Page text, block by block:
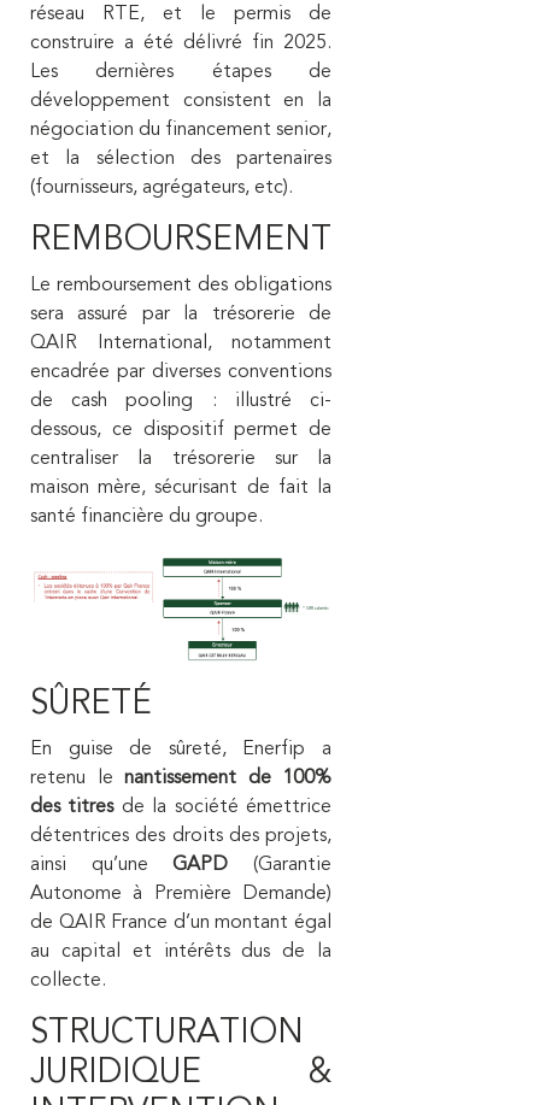
réseau RTE, et le permis de
construire a été délivré fin 2025.
Les dernières étapes de
développement consistent en la
négociation du financement senior,
et la sélection des partenaires
(fournisseurs, agrégateurs, etc).
REMBOURSEMENT
Le remboursement des obligations
sera assuré par la trésorerie de
QAIR International, notamment
encadrée par diverses conventions
de cash pooling : illustré ci-
dessous, ce dispositif permet de
centraliser la trésorerie sur la
maison mère, sécurisant de fait la
santé financière du groupe.
SÛRETÉ
En guise de sûreté, Enerfip a
retenu le nantissement de 100%
des titresde la société émettrice
détentrices des droits des projets,
ainsi qu’uneGAPD (Garantie
Autonome à Première Demande)
de QAIR France d’un montant égal
au capital et intérêts dus de la
collecte.
STRUCTURATION
JURIDIQUE &